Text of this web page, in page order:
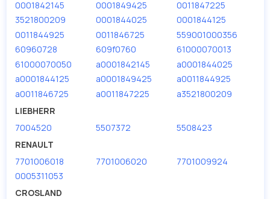
0001842145
0001849425
0011847225
3521800209
0001844025
0001844125
0011844925
0011846725
559001000356
60960728
609f0760
61000070013
61000070050
a0001842145
a0001844025
a0001844125
a0001849425
a0011844925
a0011846725
a0011847225
a3521800209
LIEBHERR
7004520
5507372
5508423
RENAULT
7701006018
7701006020
7701009924
0005311053
CROSLAND